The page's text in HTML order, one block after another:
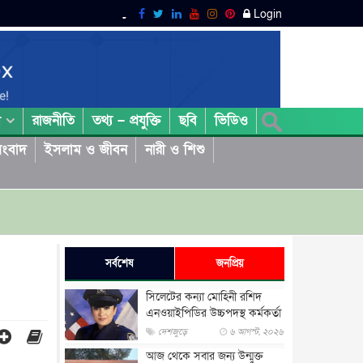
Login
রাজনীতি তথ্য – প্রযুক্তি ছবি
ভিডিও
ইসলাম ও জীবন
নারী ও শিশু
সর্বশেষ জনপ্রিয়
সিলেটের কন্যা মোহিনী রশিদ
এনওয়াইপিডির উচ্চপদস্থ কর্মকর্তা
দেশজুড়ে ৬ আগস্ট, ২০২৬
আজ থেকে সবার জন্য উন্মুক্ত